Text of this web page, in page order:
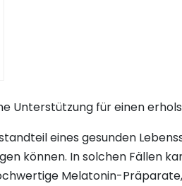
Unterstützung für einen
eines gesunden
können. In solchen Fällen
Melatonin-